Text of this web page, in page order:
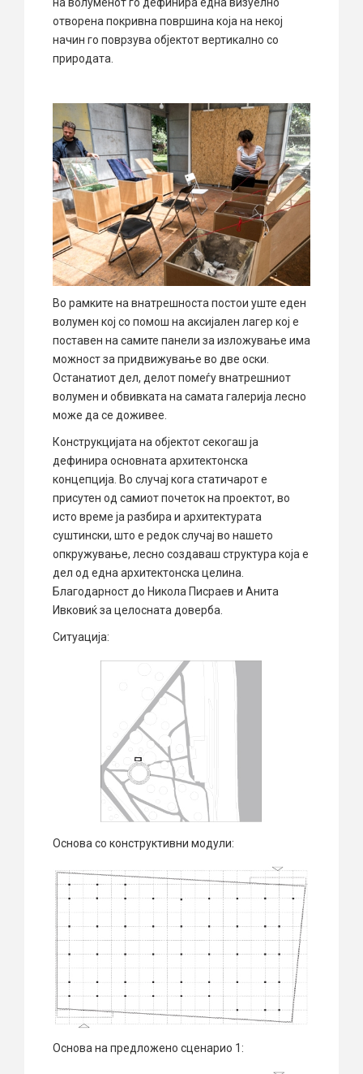
отворена покривна површина која на некој
начин го поврзува објектот вертикално со
природата.
Во рамките на внатрешноста постои уште еден
волумен кој со помош на аксијален лагер кој е
поставен на самите панели за изложување има
можност за придвижување во две оски.
Останатиот дел, делот помеѓу внатрешниот
волумен и обвивката на самата галерија лесно
може да се доживее.
Конструкцијата на објектот секогаш ја
дефинира основната архитектонска
концепција. Во случај кога статичарот е
присутен од самиот почеток на проектот, во
исто време ја разбира и архитектурата
суштински, што е редок случај во нашето
опкружување, лесно создаваш структура која е
дел од една архитектонска целина.
Благодарност до Никола Писраев и Анита
Ивковиќ за целосната доверба.
Ситуација:
Основа со конструктивни модули:
Основа на предложено сценарио 1: